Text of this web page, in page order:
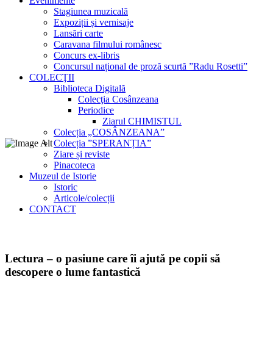
Stagiunea muzicală
Expoziții și vernisaje
Lansări carte
Caravana filmului românesc
Concurs ex-libris
Concursul național de proză scurtă ”Radu Rosetti”
COLECŢII
Biblioteca Digitală
Colecţia Cosânzeana
Periodice
Ziarul CHIMISTUL
Colecția „COSÂNZEANA”
Colecția ”SPERANȚIA”
Ziare și reviste
Pinacoteca
Muzeul de Istorie
Istoric
Articole/colecții
CONTACT
Lectura – o pasiune care îi ajută pe copii să
descopere o lume fantastică